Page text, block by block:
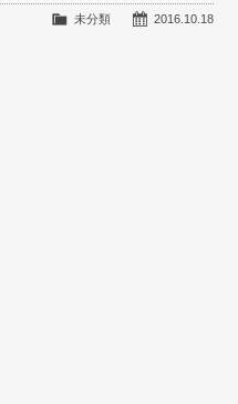
2016.10.18
未分類